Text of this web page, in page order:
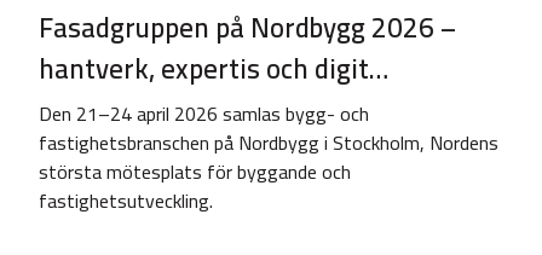
Fasadgruppen på Nordbygg 2026 –
hantverk, expertis och digit…
Den 21–24 april 2026 samlas bygg- och
fastighetsbranschen på Nordbygg i Stockholm, Nordens
största mötesplats för byggande och
fastighetsutveckling.